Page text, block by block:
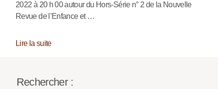
2022 à 20 h 00 autour du Hors-Série n° 2 de la Nouvelle
Revue de l’Enfance et …
Lire la suite
Rechercher :